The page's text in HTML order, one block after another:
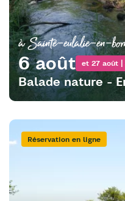
à Sainte-eulalie-en-
6 août et 27 août |
Balade nature -
Réservation en ligne